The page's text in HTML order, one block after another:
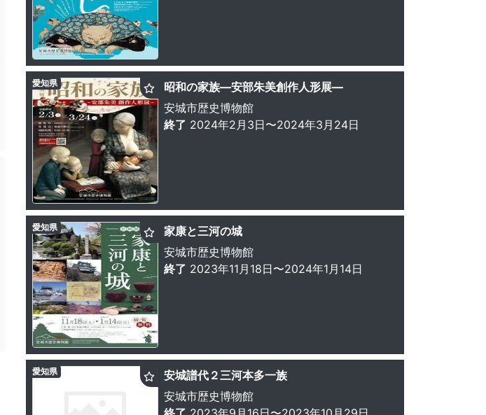
昭和の家族—安部朱美創作人形展—
安城市歴史博物館
終了 2024年2月3日〜2024年3月24日
愛知県
家康と三河の城
安城市歴史博物館
終了 2023年11月18日〜2024年1月14日
愛知県
安城譜代２三河本多一族
安城市歴史博物館
愛知県